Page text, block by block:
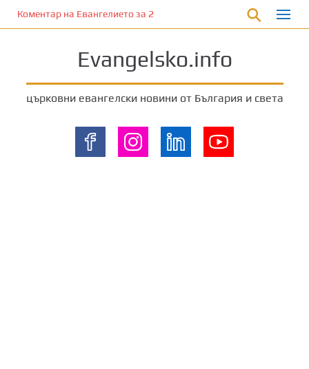
Коментар на Евангелието за 28 януари 2023 г. от отец Йоан
Evangelsko.info
църковни евангелски новини от България и света